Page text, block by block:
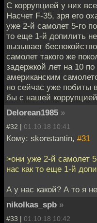
С коррупцией у них
Насчет F-35, зря его
уже 2-й самолет 5-го
то еще 1-й допилить
вызывает
самолет такого же
задержкой лет на 10
американским
но сейчас уже побиты
бы с нашей
Delorean1985 »
#32 | 01.10.18 10:41
Кому: skonstantin, #31
>они уже 2-й самолет
нас как то еще 1-й
А у нас какой? А то я
nikolkas_spb »
#33 | 01.10.18 10:42